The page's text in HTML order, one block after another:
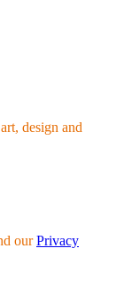
design and
ourPrivacy